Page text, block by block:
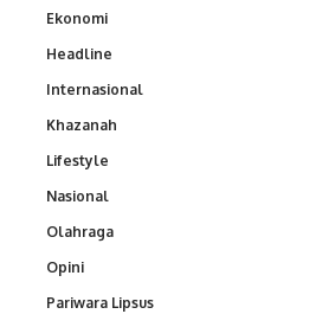
Ekonomi
Headline
Internasional
Khazanah
Lifestyle
Nasional
Olahraga
Opini
Pariwara Lipsus